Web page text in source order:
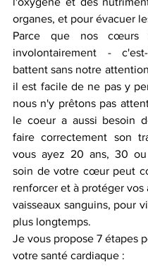
organes, et pour évacuer
Parce que nos cœurs
involontairement -
battent sans notre
il est facile de ne pas y
nous n'y prêtons pas
le coeur a aussi besoin
faire correctement son
vous ayez 20 ans, 30
soin de votre cœur peut
renforcer et à protéger vos
vaisseaux sanguins, pour
plus longtemps.
Je vous propose 7 étapes
votre santé cardiaque :